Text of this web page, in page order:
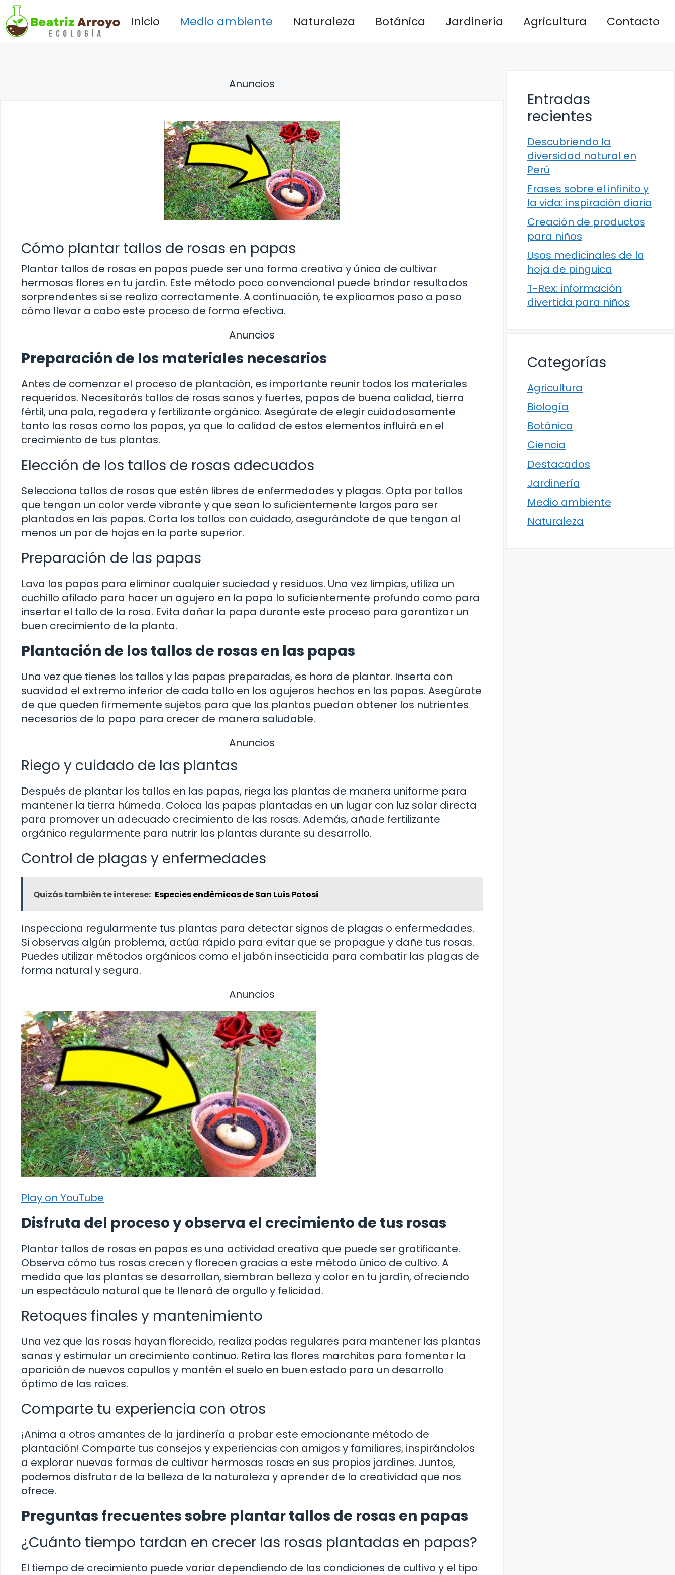
Saltar
al
contenido
Inicio Medio ambiente Naturaleza Botánica Jardinería Agricultura Contacto
Anuncios
Cómo plantar tallos de rosas en papas
Plantar tallos de rosas en papas puede ser una forma creativa y única de cultivar
hermosas flores en tu jardín. Este método poco convencional puede brindar resultados
sorprendentes si se realiza correctamente. A continuación, te explicamos paso a paso
cómo llevar a cabo este proceso de forma efectiva.
Anuncios
Preparación de los materiales necesarios
Antes de comenzar el proceso de plantación, es importante reunir todos los materiales
requeridos. Necesitarás tallos de rosas sanos y fuertes, papas de buena calidad, tierra
fértil, una pala, regadera y fertilizante orgánico. Asegúrate de elegir cuidadosamente
tanto las rosas como las papas, ya que la calidad de estos elementos influirá en el
crecimiento de tus plantas.
Elección de los tallos de rosas adecuados
Selecciona tallos de rosas que estén libres de enfermedades y plagas. Opta por tallos
que tengan un color verde vibrante y que sean lo suficientemente largos para ser
plantados en las papas. Corta los tallos con cuidado, asegurándote de que tengan al
menos un par de hojas en la parte superior.
Preparación de las papas
Lava las papas para eliminar cualquier suciedad y residuos. Una vez limpias, utiliza un
cuchillo afilado para hacer un agujero en la papa lo suficientemente profundo como para
insertar el tallo de la rosa. Evita dañar la papa durante este proceso para garantizar un
buen crecimiento de la planta.
Plantación de los tallos de rosas en las papas
Una vez que tienes los tallos y las papas preparadas, es hora de plantar. Inserta con
suavidad el extremo inferior de cada tallo en los agujeros hechos en las papas. Asegúrate
de que queden firmemente sujetos para que las plantas puedan obtener los nutrientes
necesarios de la papa para crecer de manera saludable.
Anuncios
Riego y cuidado de las plantas
Después de plantar los tallos en las papas, riega las plantas de manera uniforme para
mantener la tierra húmeda. Coloca las papas plantadas en un lugar con luz solar directa
para promover un adecuado crecimiento de las rosas. Además, añade fertilizante
orgánico regularmente para nutrir las plantas durante su desarrollo.
Control de plagas y enfermedades
Quizás también te interese: Especies endémicas de San Luis Potosí
Inspecciona regularmente tus plantas para detectar signos de plagas o enfermedades.
Si observas algún problema, actúa rápido para evitar que se propague y dañe tus rosas.
Puedes utilizar métodos orgánicos como el jabón insecticida para combatir las plagas de
forma natural y segura.
Anuncios
Play on YouTube
Disfruta del proceso y observa el crecimiento de tus rosas
Plantar tallos de rosas en papas es una actividad creativa que puede ser gratificante.
Observa cómo tus rosas crecen y florecen gracias a este método único de cultivo. A
medida que las plantas se desarrollan, siembran belleza y color en tu jardín, ofreciendo
un espectáculo natural que te llenará de orgullo y felicidad.
Retoques finales y mantenimiento
Una vez que las rosas hayan florecido, realiza podas regulares para mantener las plantas
sanas y estimular un crecimiento continuo. Retira las flores marchitas para fomentar la
aparición de nuevos capullos y mantén el suelo en buen estado para un desarrollo
óptimo de las raíces.
Comparte tu experiencia con otros
¡Anima a otros amantes de la jardinería a probar este emocionante método de
plantación! Comparte tus consejos y experiencias con amigos y familiares, inspirándolos
a explorar nuevas formas de cultivar hermosas rosas en sus propios jardines. Juntos,
podemos disfrutar de la belleza de la naturaleza y aprender de la creatividad que nos
ofrece.
Preguntas frecuentes sobre plantar tallos de rosas en papas
¿Cuánto tiempo tardan en crecer las rosas plantadas en papas?
El tiempo de crecimiento puede variar dependiendo de las condiciones de cultivo y el tipo
Entradas
recientes
Descubriendo la
diversidad natural en
Perú
Frases sobre el infinito y
la vida: inspiración diaria
Creación de productos
para niños
Usos medicinales de la
hoja de pinguica
T-Rex: información
divertida para niños
Categorías
Agricultura
Biología
Botánica
Ciencia
Destacados
Jardinería
Medio ambiente
Naturaleza